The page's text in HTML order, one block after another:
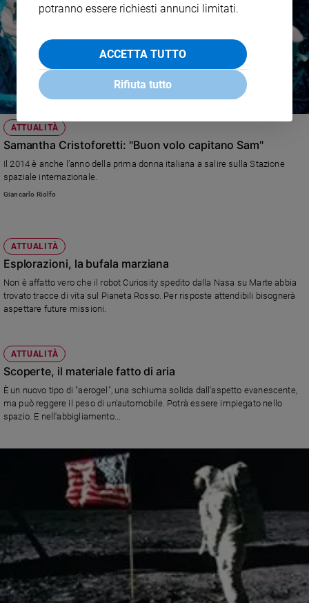
ATTUALITÀ
Samantha Cristoforetti: "Buon volo capitano Sam"
Il 2014 è anche l’anno della prima donna italiana a salire sulla Stazione
spaziale internazionale.
Giancarlo Riolfo
ATTUALITÀ
Esplorazioni, la bufala marziana
Non è affatto vero che il robot Curiosity spedito dalla Nasa su Marte abbia
trovato tracce di vita sul Pianeta Rosso. Per risposte attendibili bisognerà
aspettare future missioni.
ATTUALITÀ
Scoperte, il materiale fatto di aria
È un nuovo tipo di "aerogel", una schiuma solida dall'aspetto evanescente,
ma può reggere il peso di un'automobile. Potrà essere impiegato nello
spazio. E nell'abbigliamento...
potranno essere richiesti annunci limitati.
ACCETTA TUTTO
Rifiuta tutto